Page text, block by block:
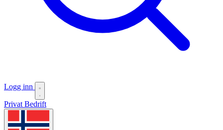
Logg inn
Privat Bedrift